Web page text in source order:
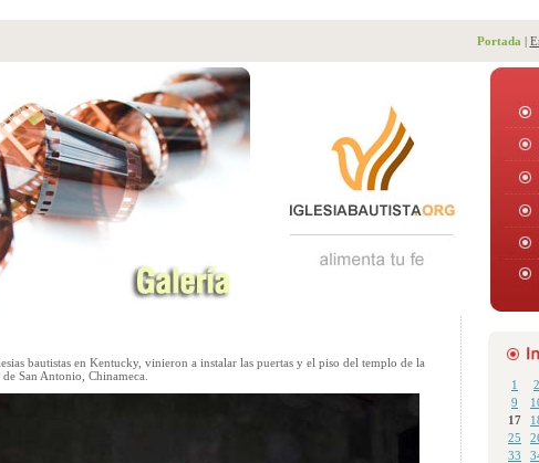
Portada |
bautistas en Kentucky, vinieron a instalar las puertas y el piso del templo de la
San Antonio, Chinameca.
1 2
9
17
25
33